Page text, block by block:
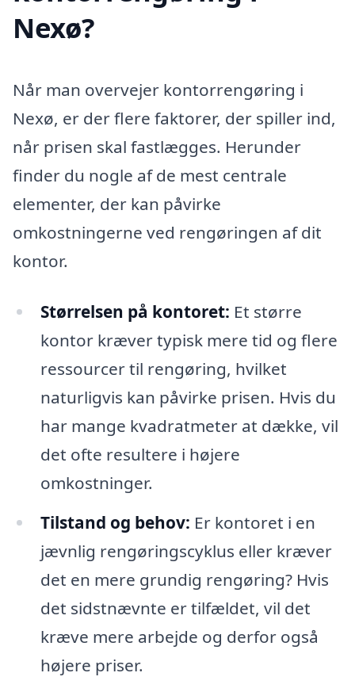
Nexø?
Når man overvejer kontorrengøring i
Nexø, er der flere faktorer, der spiller ind,
når prisen skal fastlægges. Herunder
finder du nogle af de mest centrale
elementer, der kan påvirke
omkostningerne ved rengøringen af dit
kontor.
Størrelsen på kontoret: Et større
kontor kræver typisk mere tid og flere
ressourcer til rengøring, hvilket
naturligvis kan påvirke prisen. Hvis du
har mange kvadratmeter at dække, vil
det ofte resultere i højere
omkostninger.
Tilstand og behov: Er kontoret i en
jævnlig rengøringscyklus eller kræver
det en mere grundig rengøring? Hvis
det sidstnævnte er tilfældet, vil det
kræve mere arbejde og derfor også
højere priser.